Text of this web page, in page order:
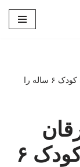
ببینید | دستگیری سارقان خشنی که گوشواره کودک ۶ ساله را
خشنی که گوشواره کودک ۶